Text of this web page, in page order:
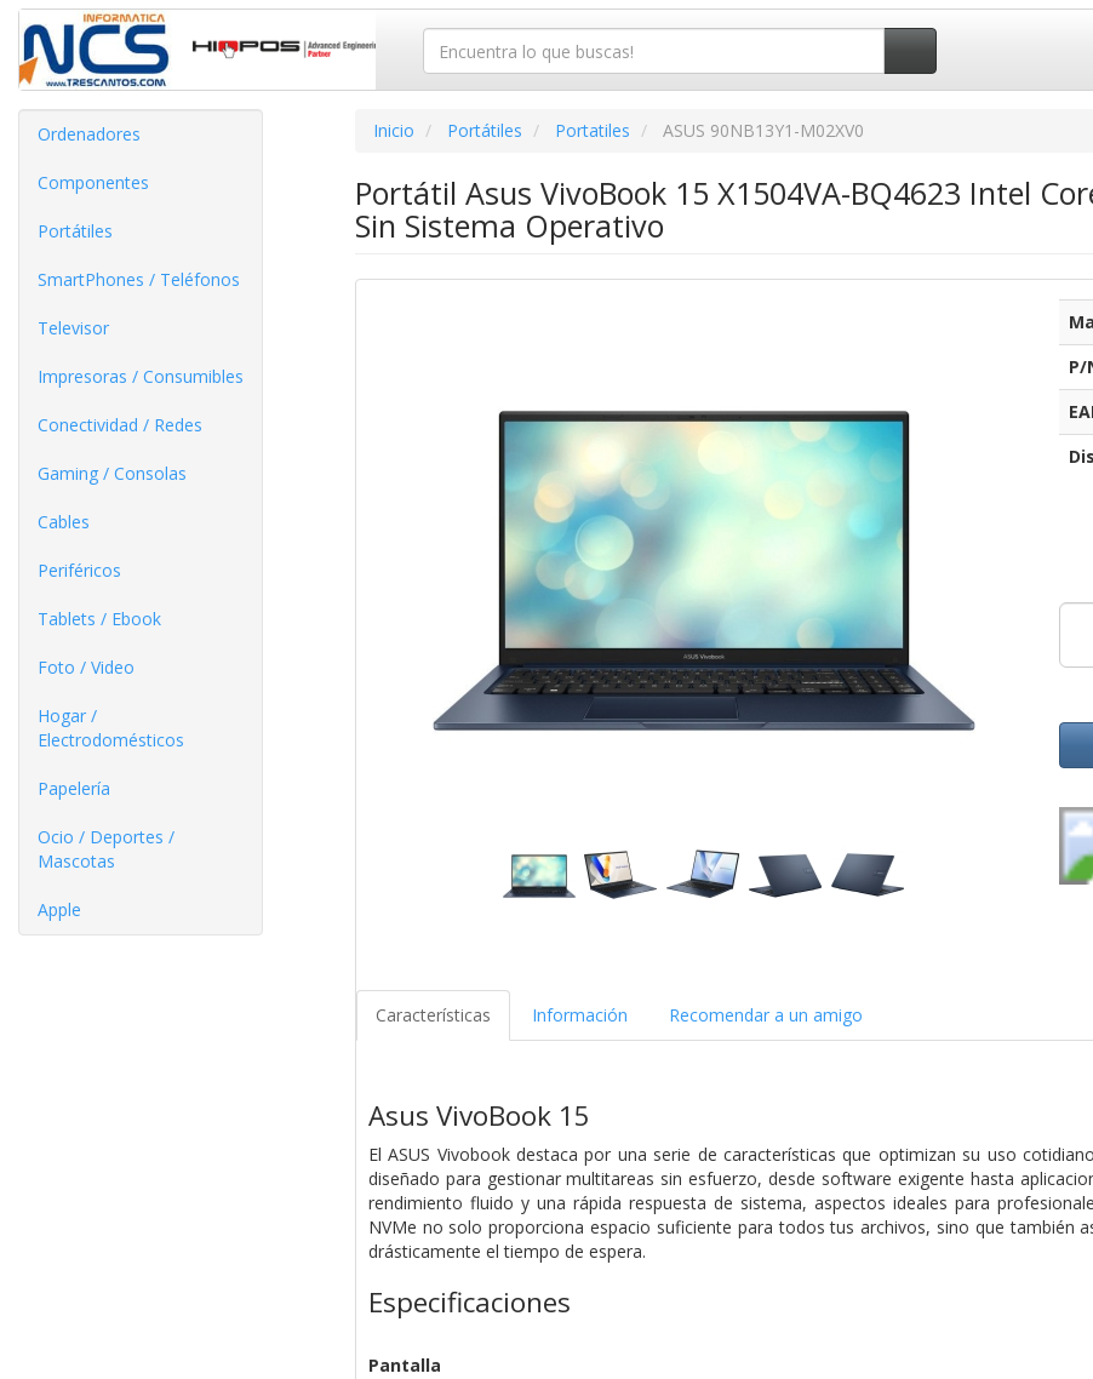
Ordenadores
Componentes
Portátiles
SmartPhones / Teléfonos
Televisor
Impresoras / Consumibles
Conectividad / Redes
Gaming / Consolas
Cables
Periféricos
Tablets / Ebook
Foto / Video
Hogar /
Electrodomésticos
Papelería
Ocio / Deportes /
Mascotas
Apple
Inicio Portátiles Portatiles ASUS 90NB13Y1-M02XV0
Portátil Asus VivoBook 15 X1504VA-BQ4623 Intel
Sin Sistema Operativo
P/
Características Información Recomendar a un amigo
Asus VivoBook 15
El ASUS Vivobook destaca por una serie de características que optimizan su uso
diseñado para gestionar multitareas sin esfuerzo, desde software exigente hasta
rendimiento fluido y una rápida respuesta de sistema, aspectos ideales para
NVMe no solo proporciona espacio suficiente para todos tus archivos, sino que también
drásticamente el tiempo de espera.
Especificaciones
Pantalla